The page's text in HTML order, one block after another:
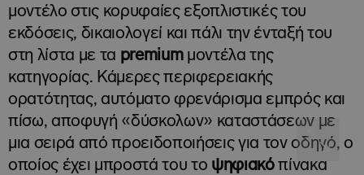
μοντέλο στις κορυφαίες εξοπλιστικές του
εκδόσεις, δικαιολογεί και πάλι την ένταξή του
στη λίστα με τα premiumμοντέλα της
κατηγορίας. Κάμερες περιφερειακής
ορατότητας, αυτόματο φρενάρισμα εμπρός και
πίσω, αποφυγή «δύσκολων» καταστάσεων με
μια σειρά από προειδοποιήσεις για τον οδηγό, ο
οποίος έχει μπροστά του το ψηφιακόπίνακα